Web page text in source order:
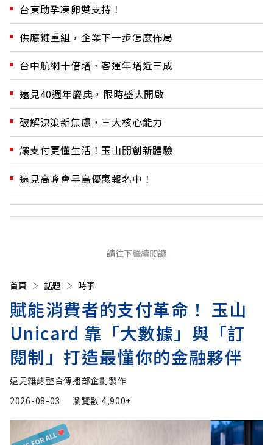
台東助孕凍卵雙支持！
供應鏈重組，企業下一步怎麼佈局
台中航網十倍增、客運年增近三成
遠見40週年慶典，限時盛大開啟
破解決策新焦慮，三大核心能力
讓支付更懂生活！玉山開創新體驗
遠見高峰會早鳥優惠報名中！
請往下繼續閱讀
首頁 話題 時事
賦能消費者的支付革命！ 玉山
Unicard 靠「大數據」與「訂
閱制」打造最懂你的金融夥伴
遠見雜誌整合傳播部企劃製作
2026-08-03
瀏覽數 4,900+